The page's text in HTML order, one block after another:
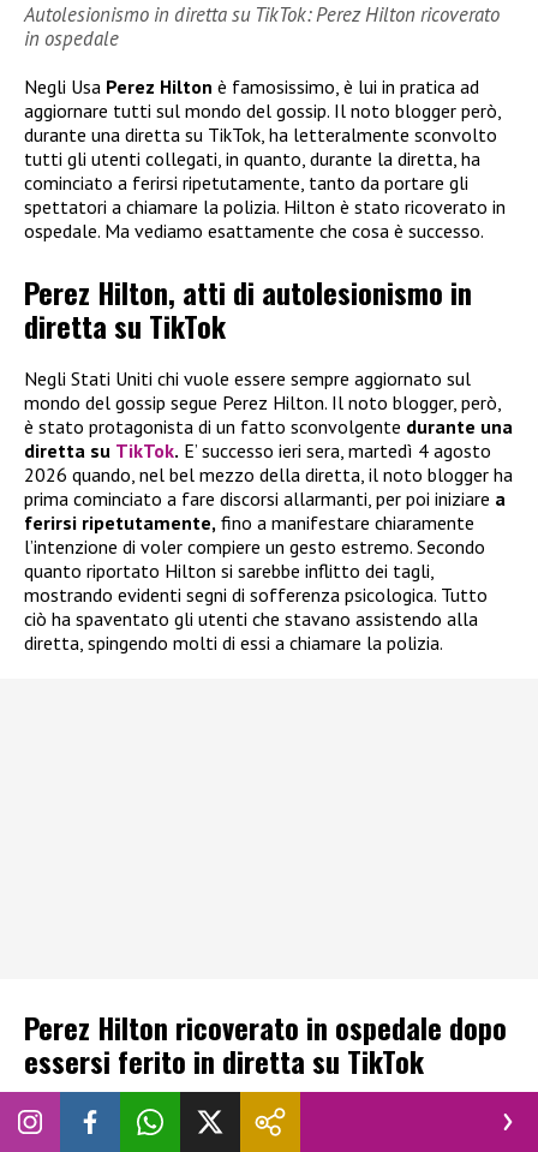
Autolesionismo in diretta su TikTok: Perez Hilton ricoverato
in ospedale
Negli Usa Perez Hilton è famosissimo, è lui in pratica ad
aggiornare tutti sul mondo del gossip. Il noto blogger però,
durante una diretta su TikTok, ha letteralmente sconvolto
tutti gli utenti collegati, in quanto, durante la diretta, ha
cominciato a ferirsi ripetutamente, tanto da portare gli
spettatori a chiamare la polizia. Hilton è stato ricoverato in
ospedale. Ma vediamo esattamente che cosa è successo.
Perez Hilton, atti di autolesionismo in
diretta su TikTok
Negli Stati Uniti chi vuole essere sempre aggiornato sul
mondo del gossip segue Perez Hilton. Il noto blogger, però,
è stato protagonista di un fatto sconvolgente durante una
diretta su TikTok. E’ successo ieri sera, martedì 4 agosto
2026 quando, nel bel mezzo della diretta, il noto blogger ha
prima cominciato a fare discorsi allarmanti, per poi iniziare a
ferirsi ripetutamente, fino a manifestare chiaramente
l’intenzione di voler compiere un gesto estremo. Secondo
quanto riportato Hilton si sarebbe inflitto dei tagli,
mostrando evidenti segni di sofferenza psicologica. Tutto
ciò ha spaventato gli utenti che stavano assistendo alla
diretta, spingendo molti di essi a chiamare la polizia.
Perez Hilton ricoverato in ospedale dopo
essersi ferito in diretta su TikTok
Molti utenti che hanno assistito ai gesti di autolesionismo di
Perez Hilton in diretta su TikTok hanno subito